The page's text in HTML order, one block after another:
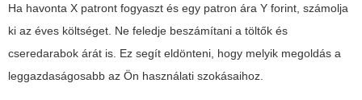
Ha havonta X patront fogyaszt és egy patron ára Y forint, számolja
ki az éves költséget. Ne feledje beszámítani a töltők és
cseredarabok árát is. Ez segít eldönteni, hogy melyik megoldás a
leggazdaságosabb az Ön használati szokásaihoz.